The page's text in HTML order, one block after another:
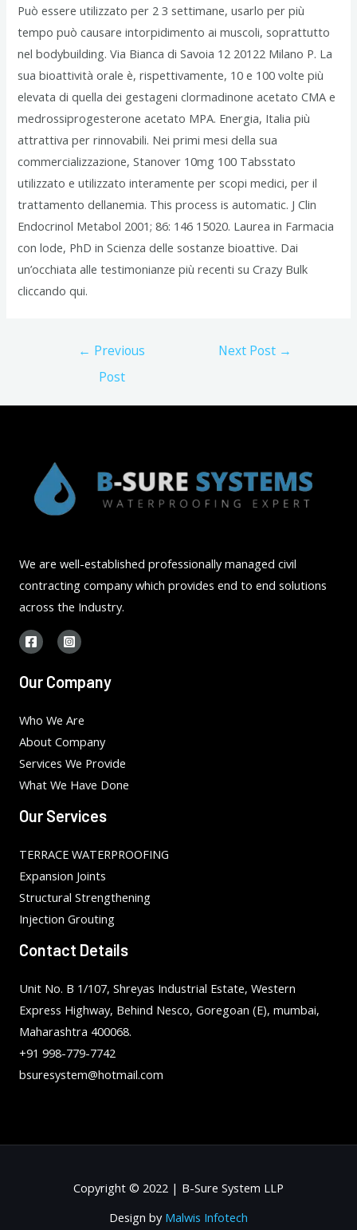
Può essere utilizzato per 2 3 settimane, usarlo per più
tempo può causare intorpidimento ai muscoli, soprattutto
nel bodybuilding. Via Bianca di Savoia 12 20122 Milano P. La
sua bioattività orale è, rispettivamente, 10 e 100 volte più
elevata di quella dei gestageni clormadinone acetato CMA e
medrossiprogesterone acetato MPA. Energia, Italia più
attrattiva per rinnovabili. Nei primi mesi della sua
commercializzazione, Stanover 10mg 100 Tabsstato
utilizzato e utilizzato interamente per scopi medici, per il
trattamento dellanemia. This process is automatic. J Clin
Endocrinol Metabol 2001; 86: 146 15020. Laurea in Farmacia
con lode, PhD in Scienza delle sostanze bioattive. Dai
un’occhiata alle testimonianze più recenti su Crazy Bulk
cliccando qui.
← Previous
Post
Next Post →
We are well-established professionally managed civil
contracting company which provides end to end solutions
across the Industry.
Our Company
Who We Are
About Company
Services We Provide
What We Have Done
Our Services
TERRACE WATERPROOFING
Expansion Joints
Structural Strengthening
Injection Grouting
Contact Details
Unit No. B 1/107, Shreyas Industrial Estate, Western
Express Highway, Behind Nesco, Goregoan (E), mumbai,
Maharashtra 400068.
+91 998-779-7742
bsuresystem@hotmail.com
Copyright © 2022 | B-Sure System LLP
Design by Malwis Infotech